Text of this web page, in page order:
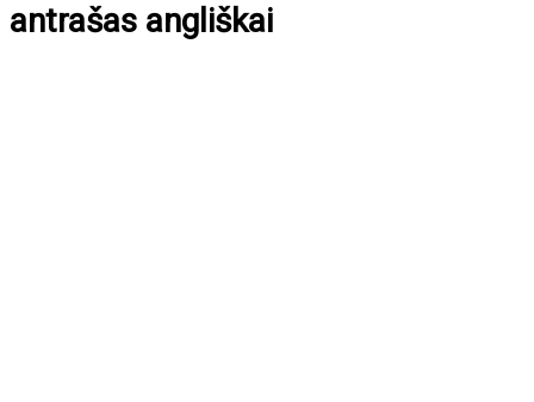
antrašas angliškai